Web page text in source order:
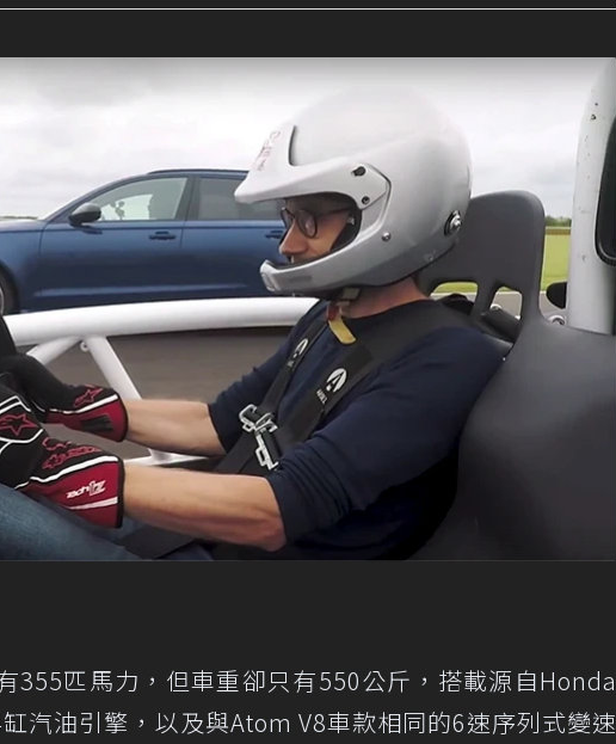
355匹馬力，但車重卻只有550公斤，搭載源自Honda
汽油引擎，以及與Atom V8車款相同的6速序列式變速